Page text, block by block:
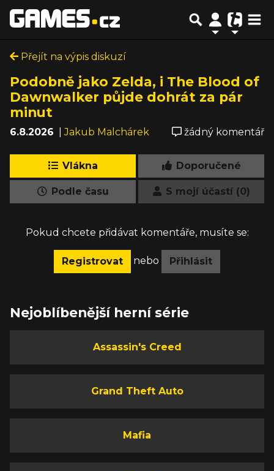
Přejít na výpis diskuzí
Podobně jako Zelda, i The Blood of
Dawnwalker půjde dohrát za pár
minut
6.8.2026 |Jakub Malchárek žádný komentář
Vlákna Doporučené
Podle času S mojí účastí (0)
Pokud chcete přidávat komentáře, musíte se:
Registrovat nebo Přihlásit
Nejoblíbenější herní série
Assassin's Creed
Grand Theft Auto
Mafia